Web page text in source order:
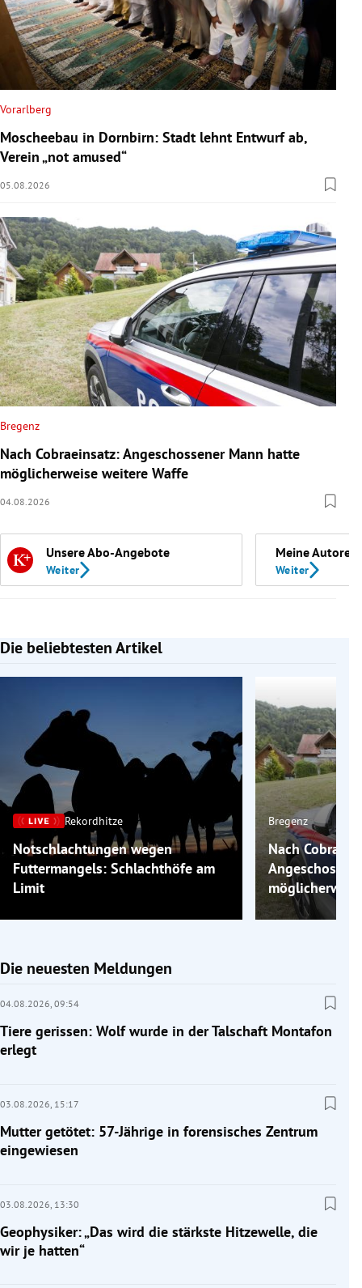
Vorarlberg
Moscheebau in Dornbirn: Stadt lehnt Entwurf ab,
Verein „not amused“
05.08.2026
Bregenz
Nach Cobraeinsatz: Angeschossener Mann hatte
möglicherweise weitere Waffe
04.08.2026
Unsere Abo-Angebote
Weiter
Meine Autoren
Weiter
Die beliebtesten Artikel
Slide 1 von 7
Rekordhitze
Notschlachtungen wegen
Futtermangels: Schlachthöfe am
Limit
Bregenz
Nach
Die neuesten Meldungen
04.08.2026, 09:54
Tiere gerissen: Wolf wurde in der Talschaft Montafon
erlegt
03.08.2026, 15:17
Mutter getötet: 57-Jährige in forensisches Zentrum
eingewiesen
03.08.2026, 13:30
Geophysiker: „Das wird die stärkste Hitzewelle, die
wir je hatten“